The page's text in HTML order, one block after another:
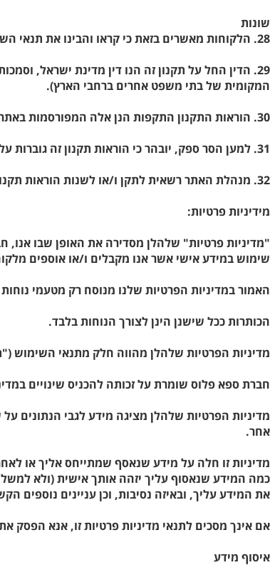
שונות
28. הלקוחות מאשרים בזאת כי קראו והבינו את תנאי השימוש באתר המפורטים בתקנון זה, ומצהירים על הסכמתם להשתמש באתר בכפוף להם, שאם לא כן אסור להם לבצע כל פעולה באתר.
29. הדין החל על תקנון זה הנו דין מדינת ישראל,
המקומית של בתי משפט אחרים ברחבי הארץ).
30. הוראות התקנון התקפות הנן אלה המפורסמות באתר במועד שיגור הזמנה על ידי הלקוח.
31. למען הסר ספק, יובהר כי הוראות תקנון זה גוברות על הוראות כל תקנון ספציפי אחר שקיים (ככל שקיים) לגבי כל מוצר ו/או שירות המוצעים באתר.
32. מנהלת האתר רשאית לתקן ו/או לשנות הוראות תקנון זה, כולם או חלקם. תיקונים ו/או שינויים כאמור יכנסו לתוקפם מיד לאחר פרסומם באתר.
מידיניות פרטיות:
שימוש במידע אישי אשר אנו מקבלים ו/או אוספים
האמור במדיניות הפרטיות שלנו מנוסח רק מטעמי
הכותרות ככל שישנן הינן לצורך הנוחות בלבד.
מדיניות הפרטיות שלהלן מהווה חלק מתנאי השימוש
חברת ספא פלוס שומרת על זכותה להכניס שינויים
מדיניות הפרטיות שלהלן מציגה מידע לגבי הנתונים
אחר.
מדיניות זו חלה על מידע שנאסף שמתייחס אליך או
כמה המידע שנאסוף עליך יזהה אותך אישית (ולא
את המידע עליך, ובאיזה נסיבות, וכן עניינים נוספים
אם אינך מסכים לתנאי מדיניות פרטיות זו, אנא הפסק
איסוף מידע